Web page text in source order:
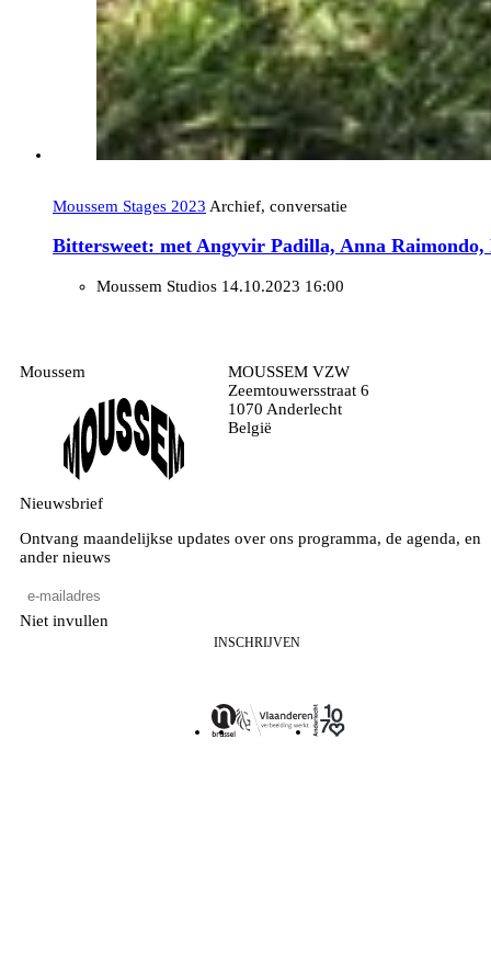
Moussem Stages 2023 Archief, conversatie
Bittersweet: met Angyvir Padilla, Anna
Moussem Studios 14.10.2023 16:00
Moussem
MOUSSEM VZW
Zeemtouwersstraat 6
1070 Anderlecht
België
Nieuwsbrief
Ontvang maandelijkse updates over ons programma, de agenda, en
ander nieuws
Niet invullen
INSCHRIJVEN